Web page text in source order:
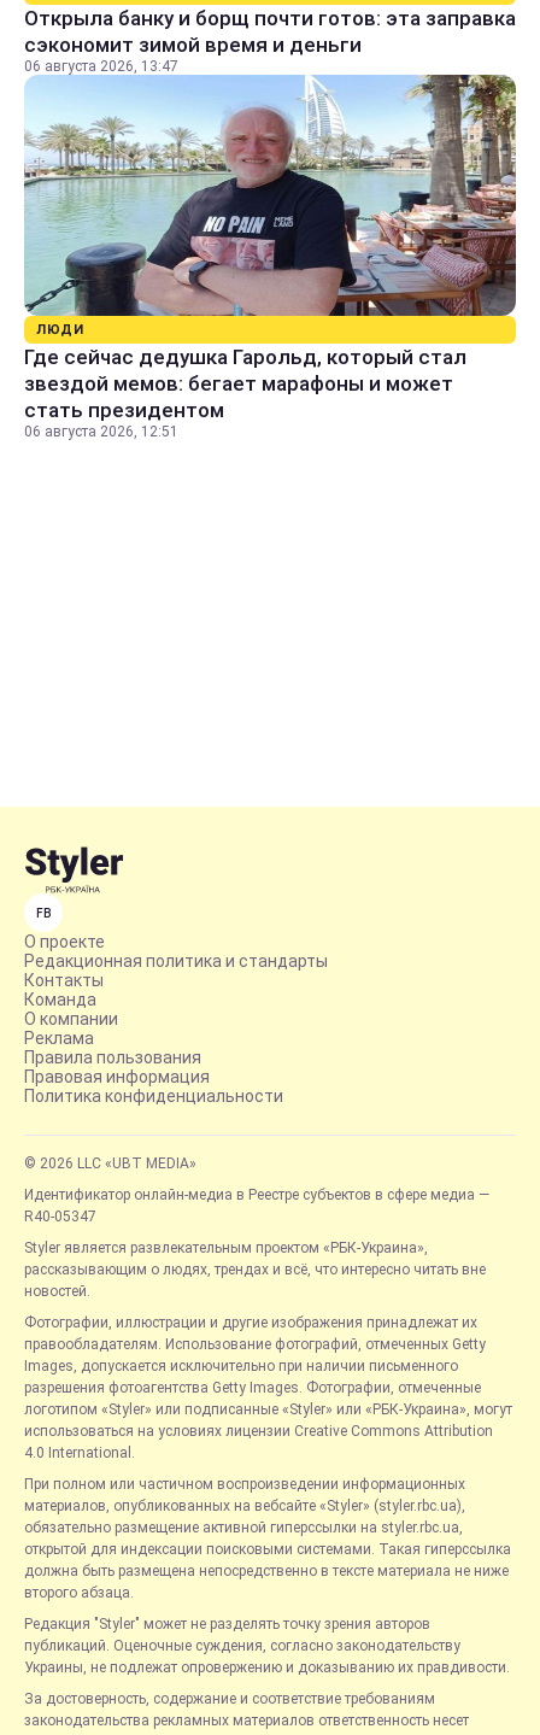
Открыла банку и борщ почти готов: эта заправка
сэкономит зимой время и деньги
06 августа 2026, 13:47
ЛЮДИ
Где сейчас дедушка Гарольд, который стал
звездой мемов: бегает марафоны и может
стать президентом
06 августа 2026, 12:51
FB
О проекте
Редакционная политика и стандарты
Контакты
Команда
О компании
Реклама
Правила пользования
Правовая информация
Политика конфиденциальности
© 2026 LLC «UBT MEDIA»
Идентификатор онлайн-медиа в Реестре субъектов в сфере медиа —
R40-05347
Styler является развлекательным проектом «РБК-Украина»,
рассказывающим о людях, трендах и всё, что интересно читать вне
новостей.
Фотографии, иллюстрации и другие изображения принадлежат их
правообладателям. Использование фотографий, отмеченных Getty
Images, допускается исключительно при наличии письменного
разрешения фотоагентства Getty Images. Фотографии, отмеченные
логотипом «Styler» или подписанные «Styler» или «РБК-Украина», могут
использоваться на условиях лицензии Creative Commons Attribution
4.0 International.
При полном или частичном воспроизведении информационных
материалов, опубликованных на вебсайте «Styler» (styler.rbc.ua),
обязательно размещение активной гиперссылки на styler.rbc.ua,
открытой для индексации поисковыми системами. Такая гиперссылка
должна быть размещена непосредственно в тексте материала не ниже
второго абзаца.
Редакция "Styler" может не разделять точку зрения авторов
публикаций. Оценочные суждения, согласно законодательству
Украины, не подлежат опровержению и доказыванию их правдивости.
За достоверность, содержание и соответствие требованиям
законодательства рекламных материалов ответственность несет